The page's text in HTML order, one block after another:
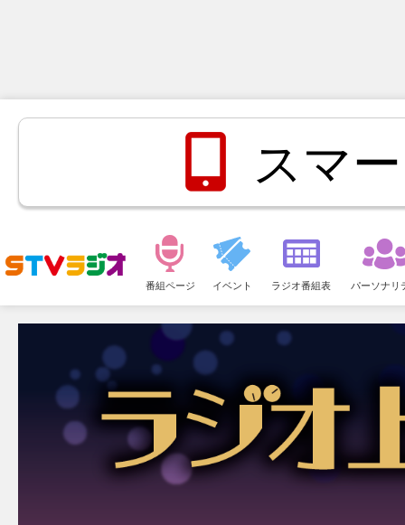
スマ
ュ
番組ページ イベント ラジオ番組表 パーソナリ